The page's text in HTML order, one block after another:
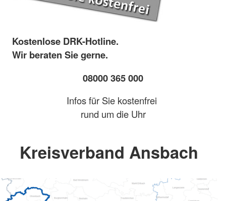
Kostenlose DRK-Hotline.
Wir beraten Sie gerne.
08000 365 000
Infos für Sie kostenfrei
rund um die Uhr
Kreisverband Ansbach